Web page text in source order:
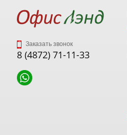
Заказать звонок
8 (4872) 71-11-33